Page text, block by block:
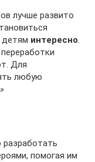
лучше развито
детям интересно.
Для
любую
разработать
помогая им